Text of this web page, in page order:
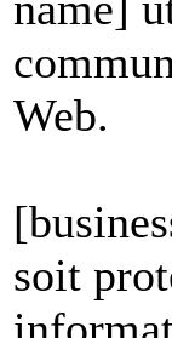
Web.
soit